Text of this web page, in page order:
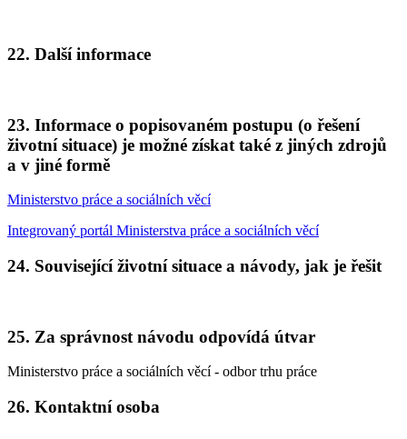
22. Další informace
23. Informace o popisovaném postupu (o řešení
životní situace) je možné získat také z jiných zdrojů
a v jiné formě
Ministerstvo práce a sociálních věcí
Integrovaný portál Ministerstva práce a sociálních věcí
24. Související životní situace a návody, jak je řešit
25. Za správnost návodu odpovídá útvar
Ministerstvo práce a sociálních věcí - odbor trhu práce
26. Kontaktní osoba